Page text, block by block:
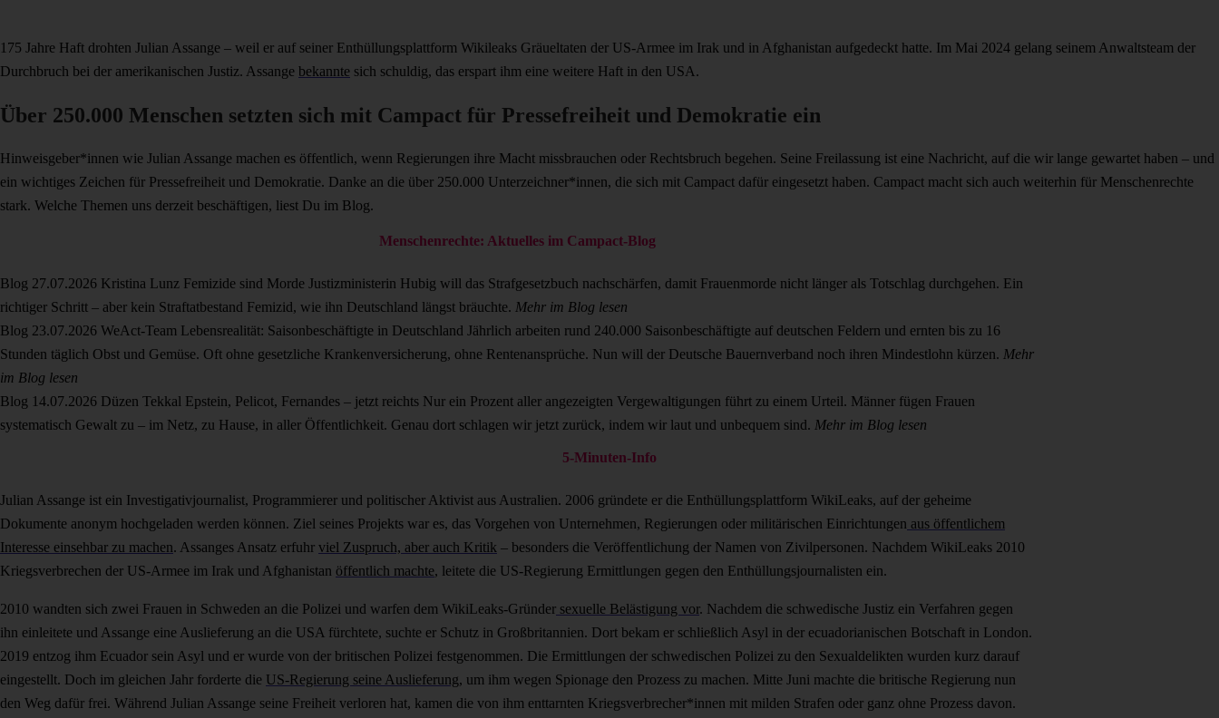
175 Jahre Haft drohten Julian Assange – weil er auf seiner Enthüllungsplattform Wikileaks Gräueltaten der US-Armee im Irak und in Afghanistan aufgedeckt hatte. Im Mai 2024 gelang seinem Anwaltsteam der
Durchbruch bei der amerikanischen Justiz. Assange bekannte sich schuldig, das erspart ihm eine weitere Haft in den USA.
Über 250.000 Menschen setzten sich mit Campact für Pressefreiheit und Demokratie ein
Hinweisgeber*innen wie Julian Assange machen es öffentlich, wenn Regierungen ihre Macht missbrauchen oder Rechtsbruch begehen. Seine Freilassung ist eine Nachricht, auf die wir lange gewartet haben – und
ein wichtiges Zeichen für Pressefreiheit und Demokratie. Danke an die über 250.000 Unterzeichner*innen, die sich mit Campact dafür eingesetzt haben. Campact macht sich auch weiterhin für Menschenrechte
stark. Welche Themen uns derzeit beschäftigen, liest Du im Blog.
Menschenrechte: Aktuelles im Campact-Blog
Blog 27.07.2026 Kristina Lunz Femizide sind Morde Justizministerin Hubig will das Strafgesetzbuch nachschärfen, damit Frauenmorde nicht länger als Totschlag durchgehen. Ein
richtiger Schritt – aber kein Straftatbestand Femizid, wie ihn Deutschland längst bräuchte. Mehr im Blog lesen
Blog 23.07.2026 WeAct-Team Lebensrealität: Saisonbeschäftigte in Deutschland Jährlich arbeiten rund 240.000 Saisonbeschäftigte auf deutschen Feldern und ernten bis zu 16
Stunden täglich Obst und Gemüse. Oft ohne gesetzliche Krankenversicherung, ohne Rentenansprüche. Nun will der Deutsche Bauernverband noch ihren Mindestlohn kürzen. Mehr
im Blog lesen
Blog 14.07.2026 Düzen Tekkal Epstein, Pelicot, Fernandes – jetzt reichts Nur ein Prozent aller angezeigten Vergewaltigungen führt zu einem Urteil. Männer fügen Frauen
systematisch Gewalt zu – im Netz, zu Hause, in aller Öffentlichkeit. Genau dort schlagen wir jetzt zurück, indem wir laut und unbequem sind. Mehr im Blog lesen
5-Minuten-Info
Julian Assange ist ein Investigativjournalist, Programmierer und politischer Aktivist aus Australien. 2006 gründete er die Enthüllungsplattform WikiLeaks, auf der geheime
Dokumente anonym hochgeladen werden können. Ziel seines Projekts war es, das Vorgehen von Unternehmen, Regierungen oder militärischen Einrichtungen aus öffentlichem
Interesse einsehbar zu machen. Assanges Ansatz erfuhr viel Zuspruch, aber auch Kritik – besonders die Veröffentlichung der Namen von Zivilpersonen. Nachdem WikiLeaks 2010
Kriegsverbrechen der US-Armee im Irak und Afghanistan öffentlich machte, leitete die US-Regierung Ermittlungen gegen den Enthüllungsjournalisten ein.
2010 wandten sich zwei Frauen in Schweden an die Polizei und warfen dem WikiLeaks-Gründer sexuelle Belästigung vor. Nachdem die schwedische Justiz ein Verfahren gegen
ihn einleitete und Assange eine Auslieferung an die USA fürchtete, suchte er Schutz in Großbritannien. Dort bekam er schließlich Asyl in der ecuadorianischen Botschaft in London.
2019 entzog ihm Ecuador sein Asyl und er wurde von der britischen Polizei festgenommen. Die Ermittlungen der schwedischen Polizei zu den Sexualdelikten wurden kurz darauf
eingestellt. Doch im gleichen Jahr forderte die US-Regierung seine Auslieferung, um ihm wegen Spionage den Prozess zu machen. Mitte Juni machte die britische Regierung nun
den Weg dafür frei. Während Julian Assange seine Freiheit verloren hat, kamen die von ihm enttarnten Kriegsverbrecher*innen mit milden Strafen oder ganz ohne Prozess davon.